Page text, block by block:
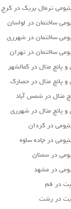
ترمال بریک در کرج
ساختمان در لواسان
ساختمان در شهرری
ساختمان در تهران
پانچ متال در کمالشهر
و پانچ متال در حصارك
متال در شمس آباد
و پانچ متال در شهرری
در کردان
در جاده ساوه
در سمنان
در مشهد
در قم
در رشت